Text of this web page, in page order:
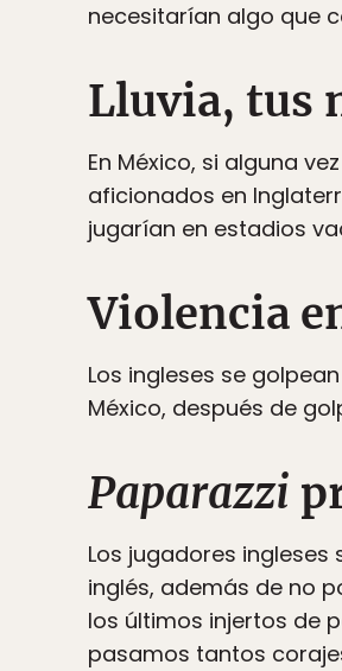
necesitarían algo que
Lluvia, tus
En México, si alguna
aficionados en
jugarían en estadios
Violencia
Los ingleses se
México, después de
Paparazzi
Los jugadores
inglés, además de no
los últimos injertos de
pasamos tantos